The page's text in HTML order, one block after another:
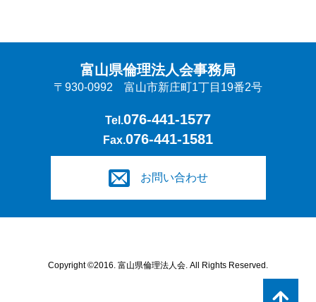
富山県倫理法人会事務局
〒930-0992 富山市新庄町1丁目19番2号
Tel.076-441-1577
Fax.076-441-1581
お問い合わせ
Copyright ©2016. 富山県倫理法人会. All Rights Reserved.